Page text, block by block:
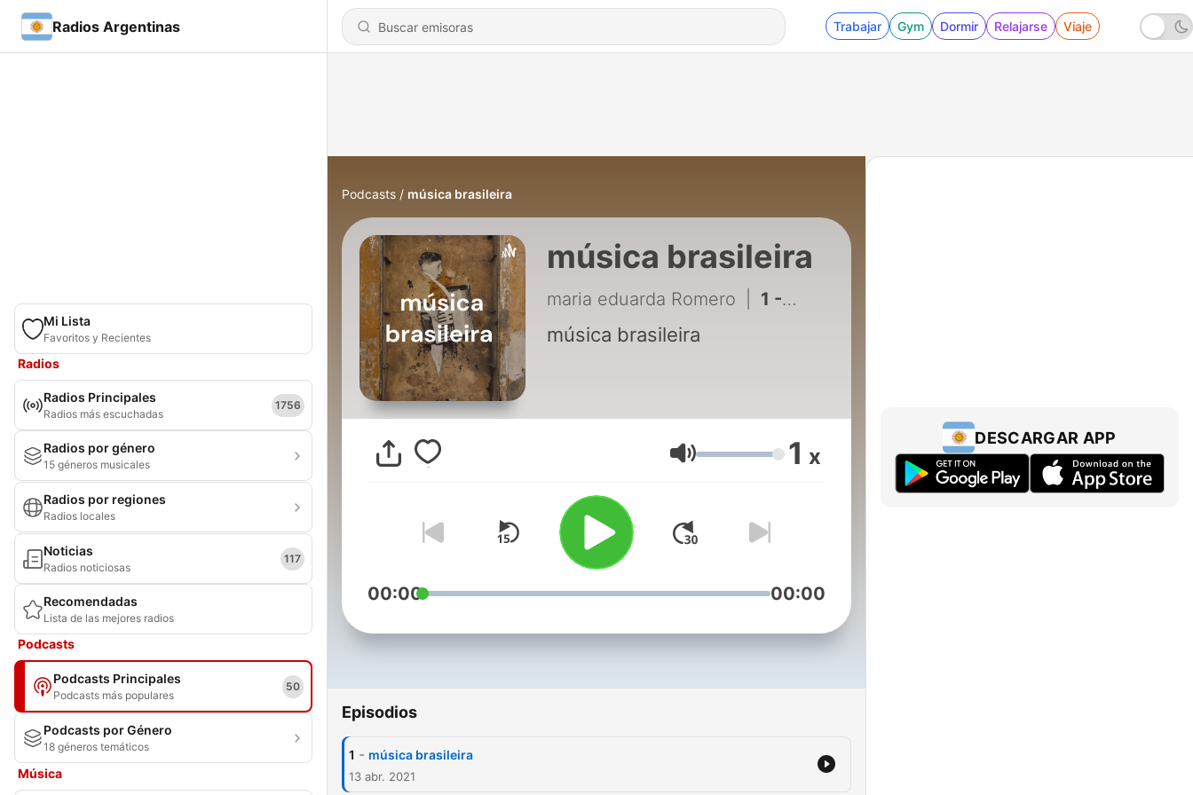
Radios Argentinas Trabajar Gym Dormir Relajarse Viaje
Mi Lista
Favoritos y Recientes
Radios
Radios Principales
Radios más escuchadas
1756
Radios por género
15 géneros musicales
Radios por regiones
Radios locales
Noticias
Radios noticiosas
117
Recomendadas
Lista de las mejores radios
Podcasts
Podcasts Principales
Podcasts más populares
50
Podcasts por Género
18 géneros temáticos
Música
Podcasts música brasileira
música brasileira
maria eduarda Romero 1 - música brasileira
música brasileira
Volumen 1 x
00:00 00:00
Episodios
1 - música brasileira
13 abr. 2021
DESCARGAR APP